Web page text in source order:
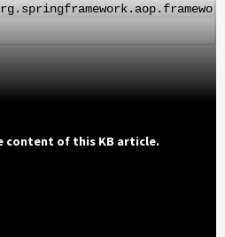
content of this KB article.